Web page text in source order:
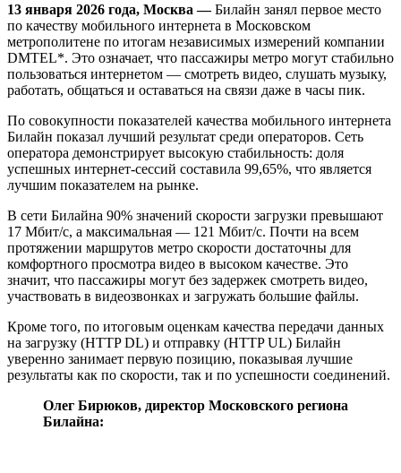
13 января 2026 года, Москва —Билайн занял первое место
по качеству мобильного интернета в Московском
метрополитене по итогам независимых измерений компании
DMTEL*. Это означает, что пассажиры метро могут стабильно
пользоваться интернетом — смотреть видео, слушать музыку,
работать, общаться и оставаться на связи даже в часы пик.
По совокупности показателей качества мобильного интернета
Билайн показал лучший результат среди операторов. Сеть
оператора демонстрирует высокую стабильность: доля
успешных интернет-сессий составила 99,65%, что является
лучшим показателем на рынке.
В сети Билайна 90% значений скорости загрузки превышают
17 Мбит/с, а максимальная — 121 Мбит/с. Почти на всем
протяжении маршрутов метро скорости достаточны для
комфортного просмотра видео в высоком качестве. Это
значит, что пассажиры могут без задержек смотреть видео,
участвовать в видеозвонках и загружать большие файлы.
Кроме того, по итоговым оценкам качества передачи данных
на загрузку (HTTP DL) и отправку (HTTP UL) Билайн
уверенно занимает первую позицию, показывая лучшие
результаты как по скорости, так и по успешности соединений.
Олег Бирюков, директор Московского региона
Билайна: